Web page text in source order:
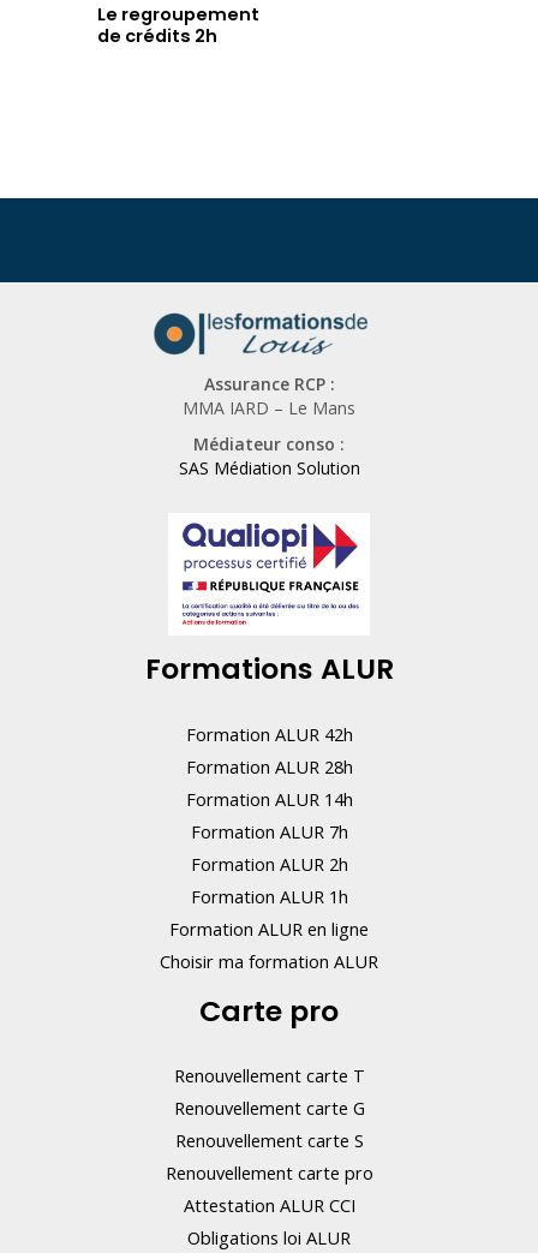
Le regroupement
de crédits 2h
Assurance RCP :
MMA IARD – Le Mans
Médiateur conso :
SAS Médiation Solution
Formations ALUR
Formation ALUR 42h
Formation ALUR 28h
Formation ALUR 14h
Formation ALUR 7h
Formation ALUR 2h
Formation ALUR 1h
Formation ALUR en ligne
Choisir ma formation ALUR
Carte pro
Renouvellement carte T
Renouvellement carte G
Renouvellement carte S
Renouvellement carte pro
Attestation ALUR CCI
Obligations loi ALUR